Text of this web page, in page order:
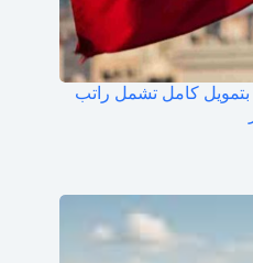
فرصة تطوع جديدة في تركيا 2026 بتمويل كامل تشمل راتب